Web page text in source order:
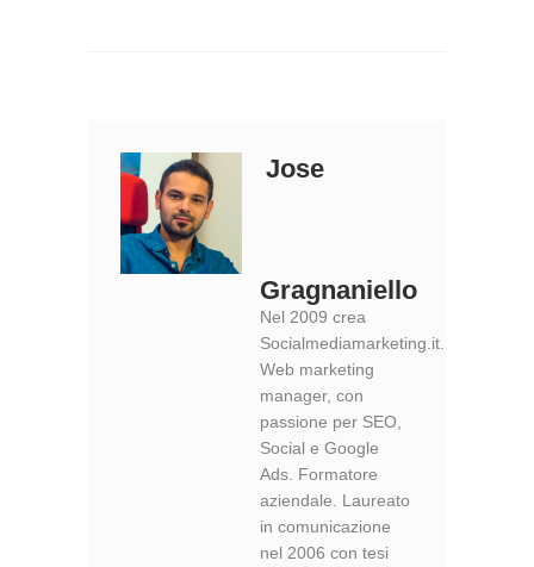
Jose
Gragnaniello
Nel 2009 crea
Socialmediamarketing.it.
Web marketing
manager, con
passione per SEO,
Social e Google
Ads. Formatore
aziendale. Laureato
in comunicazione
nel 2006 con tesi